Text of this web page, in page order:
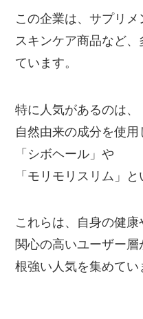
この企業は、サプリメ
スキンケア商品など
ています。
特に人気があるのは、
自然由来の成分を使用
「シボヘール」や
「モリモリスリム」と
これらは、自身の健康
関心の高いユーザー層
根強い人気を集めてい